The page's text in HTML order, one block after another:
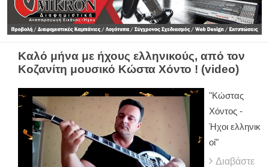
Καλό μήνα με ήχους ελληνικούς, από τον
Κοζανίτη μουσικό Κώστα Χόντο ! (video)
"Κώστας
Χόντος -
Ήχοι ελληνικ
οί"
Διαβάστε